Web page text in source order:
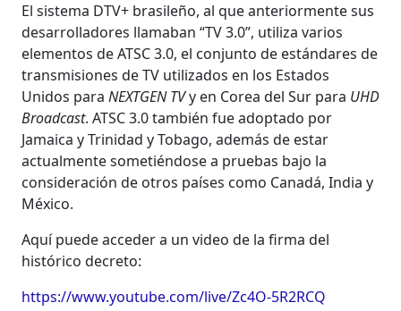
El sistema DTV+ brasileño, al que anteriormente sus
desarrolladores llamaban “TV 3.0”, utiliza varios
elementos de ATSC 3.0, el conjunto de estándares de
transmisiones de TV utilizados en los Estados
Unidos para NEXTGEN TVy en Corea del Sur para UHD
Broadcast. ATSC 3.0 también fue adoptado por
Jamaica y Trinidad y Tobago, además de estar
actualmente sometiéndose a pruebas bajo la
consideración de otros países como Canadá, India y
México.
Aquí puede acceder a un video de la firma del
histórico decreto:
https://www.youtube.com/live/Zc4O-5R2RCQ